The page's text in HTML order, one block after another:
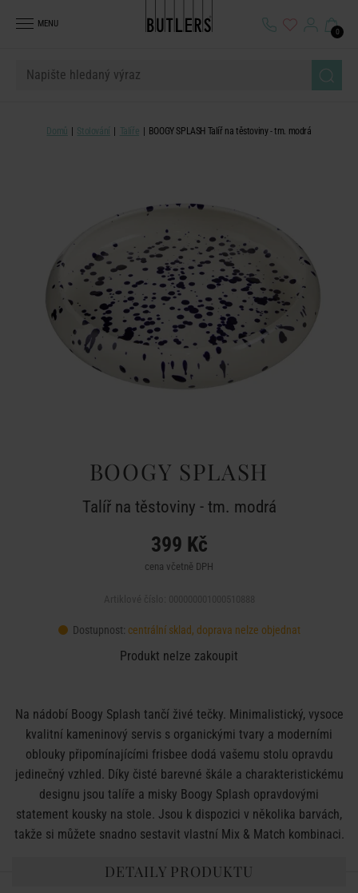
MENU
0
Domů Stolování Talíře BOOGY SPLASH Talíř na těstoviny - tm. modrá
BOOGY SPLASH
Talíř na těstoviny - tm. modrá
399 Kč
cena včetně DPH
Dostupnost: centrální sklad, doprava nelze objednat
Produkt nelze zakoupit
Na nádobí Boogy Splash tančí živé tečky. Minimalistický, vysoce
kvalitní kameninový servis s organickými tvary a moderními
oblouky připomínajícími frisbee dodá vašemu stolu opravdu
jedinečný vzhled. Díky čisté barevné škále a charakteristickému
designu jsou talíře a misky Boogy Splash opravdovými
statement kousky na stole. Jsou k dispozici v několika barvách,
takže si můžete snadno sestavit vlastní Mix & Match kombinaci.
DETAILY PRODUKTU